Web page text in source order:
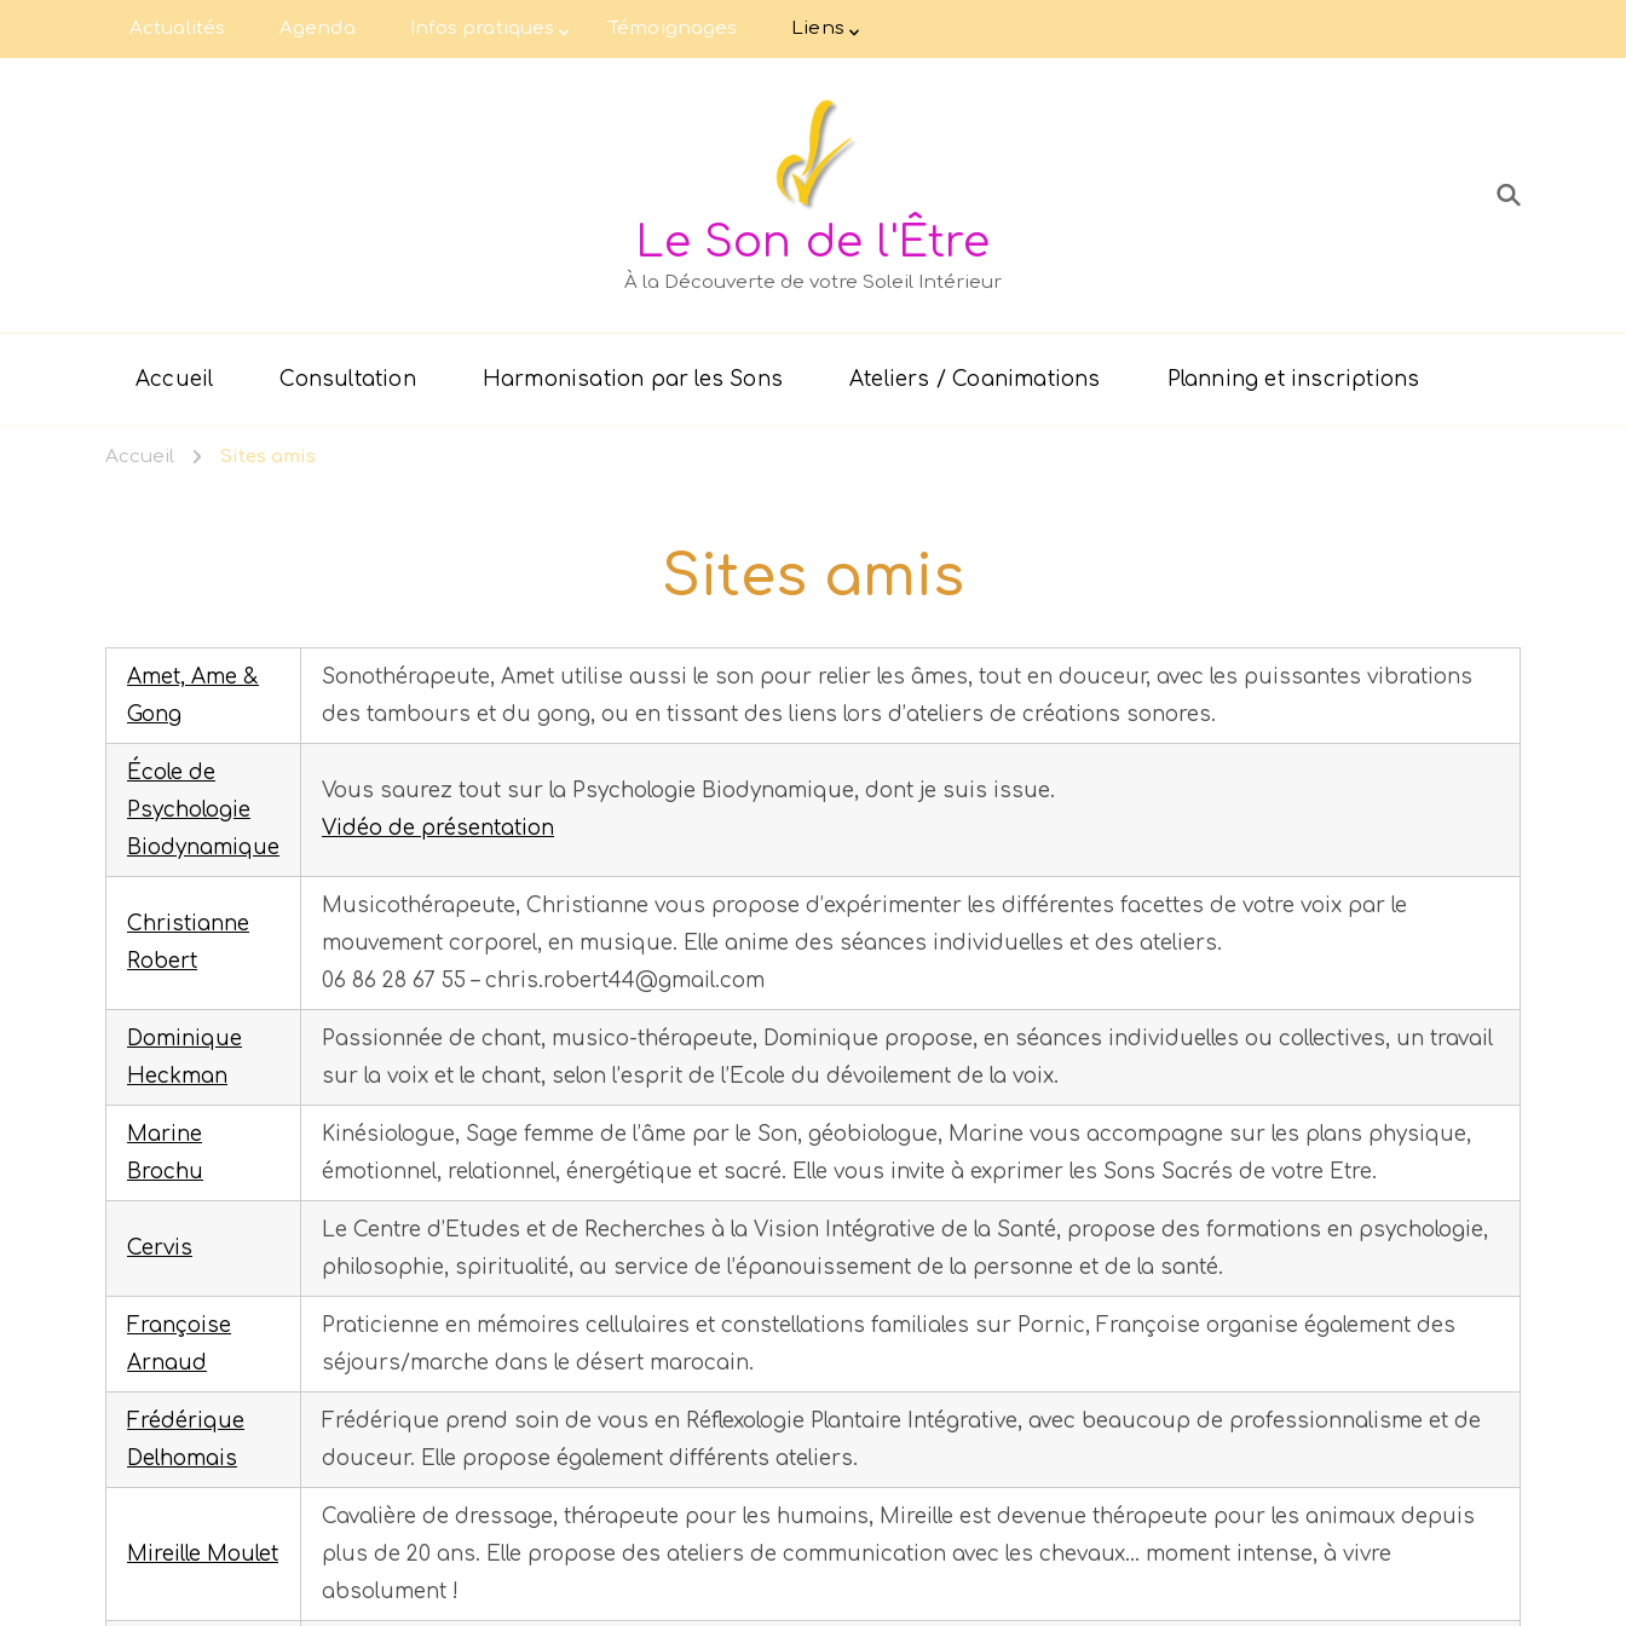
Actualités Agenda Infos pratiques Témoignages Liens
Le Son de l'Être
À la Découverte de votre Soleil Intérieur
Accueil Consultation Harmonisation par les Sons Ateliers / Coanimations Planning et inscriptions
Accueil Sites amis
Sites amis
Amet, Ame &
Gong
Sonothérapeute, Amet utilise aussi le son pour relier les âmes, tout en douceur, avec les puissantes vibrations
des tambours et du gong, ou en tissant des liens lors d’ateliers de créations sonores.
École de
Psychologie
Biodynamique
Vous saurez tout sur la Psychologie Biodynamique, dont je suis issue.
Vidéo de présentation
Christianne
Robert
Musicothérapeute, Christianne vous propose d’expérimenter les différentes facettes de votre voix par le
mouvement corporel, en musique. Elle anime des séances individuelles et des ateliers.
06 86 28 67 55 – chris.robert44@gmail.com
Dominique
Heckman
Passionnée de chant, musico-thérapeute, Dominique propose, en séances individuelles ou collectives, un travail
sur la voix et le chant, selon l’esprit de l’Ecole du dévoilement de la voix.
Marine
Brochu
Kinésiologue, Sage femme de l’âme par le Son, géobiologue, Marine vous accompagne sur les plans physique,
émotionnel, relationnel, énergétique et sacré. Elle vous invite à exprimer les Sons Sacrés de votre Etre.
Cervis
Le Centre d’Etudes et de Recherches à la Vision Intégrative de la Santé, propose des formations en psychologie,
philosophie, spiritualité, au service de l’épanouissement de la personne et de la santé.
Françoise
Arnaud
Praticienne en mémoires cellulaires et constellations familiales sur Pornic, Françoise organise également des
séjours/marche dans le désert marocain.
Frédérique
Delhomais
Frédérique prend soin de vous en Réflexologie Plantaire Intégrative, avec beaucoup de professionnalisme et de
douceur. Elle propose également différents ateliers.
Mireille Moulet
Cavalière de dressage, thérapeute pour les humains, Mireille est devenue thérapeute pour les animaux depuis
plus de 20 ans. Elle propose des ateliers de communication avec les chevaux… moment intense, à vivre
absolument !